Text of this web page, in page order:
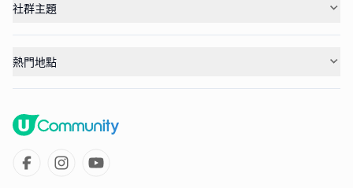
社群主題
熱門地點